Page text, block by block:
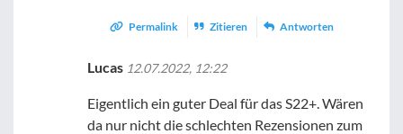
Permalink Zitieren Antworten
Lucas 12.07.2022, 12:22
Eigentlich ein guter Deal für das S22+. Wären
da nur nicht die schlechten Rezensionen zum